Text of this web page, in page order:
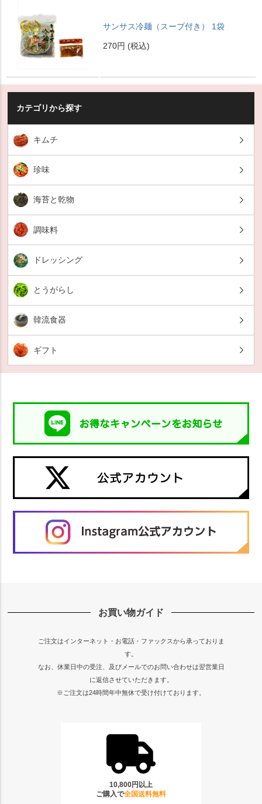
サンサス冷麺（スープ付き） 1袋
270円 (税込)
カテゴリから探す
キムチ
珍味
海苔と乾物
調味料
ドレッシング
とうがらし
韓流食器
ギフト
お買い物ガイド
ご注文はインターネット・お電話・ファックスから承っておりま
す。
なお、休業日中の受注、及びメールでのお問い合わせは翌営業日
に返信させていただきます。
※ご注文は24時間年中無休で受け付けております。
10,800円以上
ご購入で全国送料無料